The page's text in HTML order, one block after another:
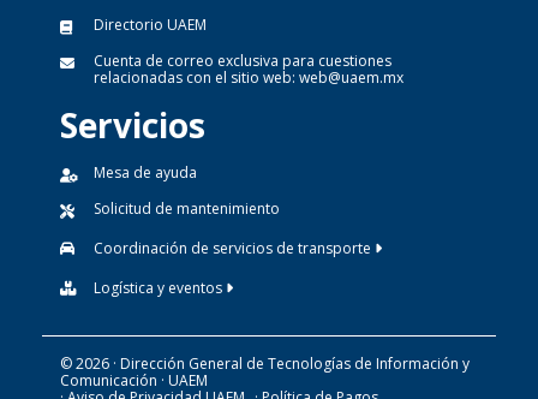
Directorio UAEM
Cuenta de correo exclusiva para cuestiones
relacionadas con el sitio web: web@uaem.mx
Servicios
Mesa de ayuda
Solicitud de mantenimiento
Coordinación de servicios de transporte
Logística y eventos
© 2026 · Dirección General de Tecnologías de Información y
Comunicación · UAEM